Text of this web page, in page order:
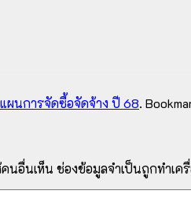
แผนการจัดซื้อจัดจ้าง ปี 68.
นอื่นเห็น ช่องข้อมูลจำเป็นถูกทำเค